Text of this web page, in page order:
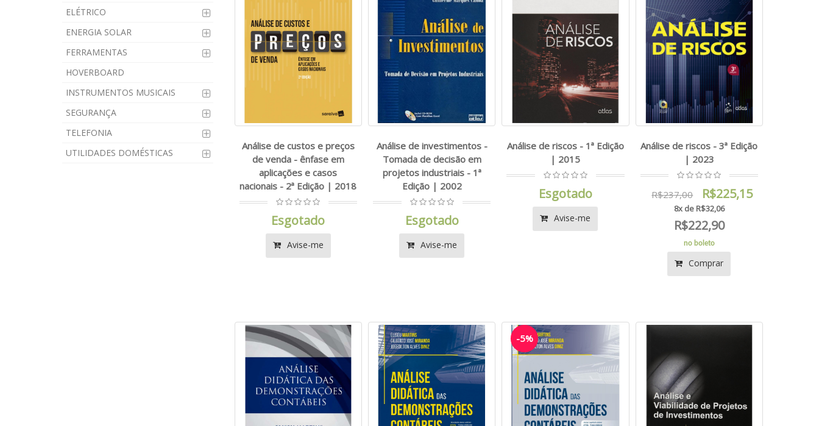
ELÉTRICO
ENERGIA SOLAR
FERRAMENTAS
HOVERBOARD
INSTRUMENTOS MUSICAIS
SEGURANÇA
TELEFONIA
UTILIDADES DOMÉSTICAS
Análise de custos e preços
de venda - ênfase em
aplicações e casos
nacionais - 2ª Edição | 2018
Esgotado
Avise-me
Análise de investimentos -
Tomada de decisão em
projetos industriais - 1ª
Edição | 2002
Esgotado
Avise-me
Análise de riscos - 1ª Edição
| 2015
Esgotado
Avise-me
Análise de riscos - 3ª Edição
| 2023
R$237,00 R$225,15
8x de R$32,06
R$222,90
no boleto
Comprar
-5%